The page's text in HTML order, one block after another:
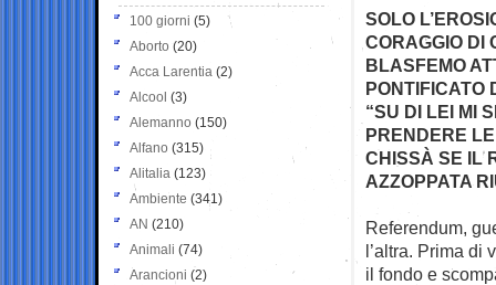
SOLO
CORAGGIO DI
BLASFEMO
PONTIFICATO
“SU DI LEI MI
PRENDERE
CHISSÀ SE IL
AZZOPPATA
Referendum,
l’altra. Prima di
il fondo e
100 giorni (5)
Aborto (20)
Acca Larentia (2)
Alcool (3)
Alemanno (150)
Alfano (315)
Alitalia (123)
Ambiente (341)
AN (210)
Animali (74)
Arancioni (2)